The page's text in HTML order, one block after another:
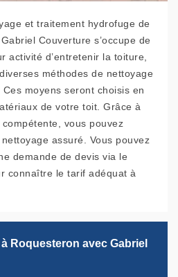
et traitement hydrofuge de
Couverture s’occupe de
activité d’entretenir la toiture,
méthodes de nettoyage
moyens seront choisis en
de votre toit. Grâce à
vous pouvez
assuré. Vous pouvez
demande de devis via le
connaître le tarif adéquat à
Roquesteron avec Gabriel